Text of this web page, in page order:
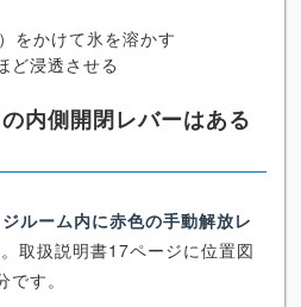
をかけて氷を溶かす
ど浸透させる
内側開閉レバーはある
ルーム内に赤色の手動解放レ
取扱説明書17ページに位置図
す。